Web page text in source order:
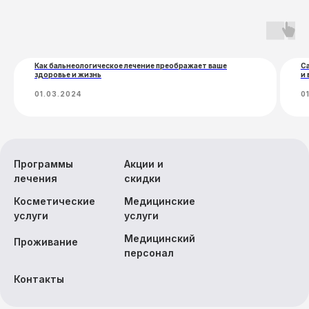
Как бальнеологическое лечение преображает ваше
здоровье и жизнь
01.03.2024
и
Программы
лечения
Акции и
скидки
Косметические
услуги
Медицинские
услуги
Проживание
Медицинский
персонал
Контакты